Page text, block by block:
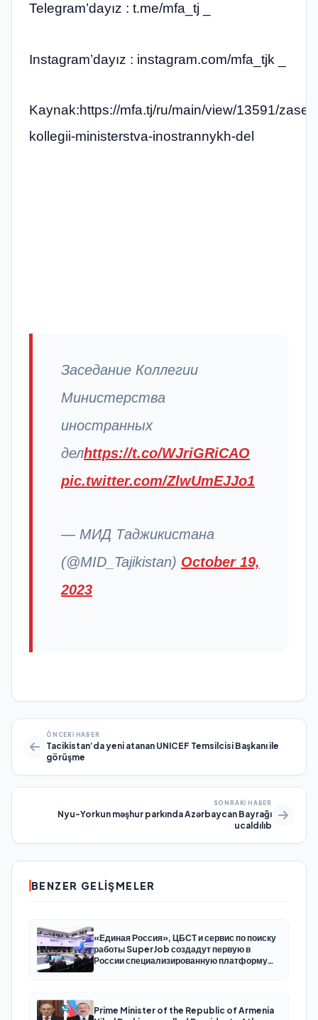
Telegram’dayız : t.me/mfa_tj _
Instagram’dayız : instagram.com/mfa_tjk _
Kaynak:https://mfa.tj/ru/main/view/13591/
kollegii-ministerstva-inostrannykh-del
Заседание Коллегии
Министерства
иностранных
делhttps://t.co/WJriGRiCAO
pic.twitter.com/ZlwUmEJJo1
— МИД Таджикистана
(@MID_Tajikistan) October 19,
2023
ÖNCEKI HABER
Tacikistan’da yeni atanan UNICEF Temsilcisi Başkanı ile
görüşme
SONRAKI HABER
Nyu-Yorkun məşhur parkında Azərbaycan Bayrağı
ucaldılıb
BENZER GELIŞMELER
«Единая Россия», ЦБСТ и сервис по поиску
работы SuperJob создадут первую в
России специализированную платформу
Prime Minister of the Republic of Armenia